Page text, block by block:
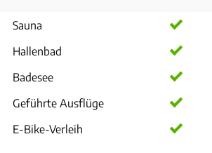
Sauna
Hallenbad
Badesee
Geführte Ausflüge
E-Bike-Verleih